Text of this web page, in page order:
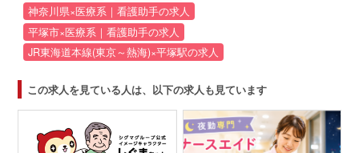
神奈川県×医療系｜看護助手の求人
平塚市×医療系｜看護助手の求人
JR東海道本線(東京～熱海)×平塚駅の求人
この求人を見ている人は、以下の求人も見ています